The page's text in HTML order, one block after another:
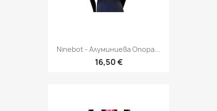
Ninebot - Алуминиева Опора...
16,50 €